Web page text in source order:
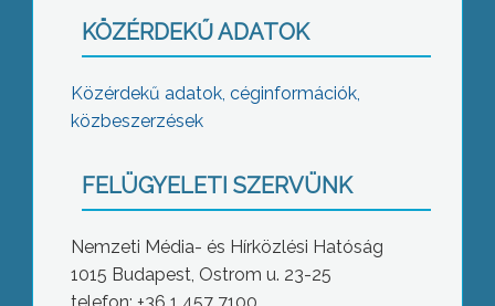
KÖZÉRDEKŰ ADATOK
Közérdekű adatok, céginformációk,
közbeszerzések
FELÜGYELETI SZERVÜNK
Nemzeti Média- és Hírközlési Hatóság
1015 Budapest, Ostrom u. 23-25